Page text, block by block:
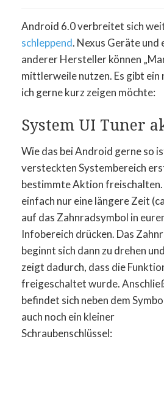
Android 6.0 verbreitet sich
schleppend. Nexus Geräte und
anderer Hersteller können
mittlerweile nutzen. Es gibt ein
ich gerne kurz zeigen möchte:
System UI Tuner
Wie das bei Android gerne so
versteckten Systembereich
bestimmte Aktion freischalten.
einfach nur eine längere Zeit
auf das Zahnradsymbol in
Infobereich drücken. Das
beginnt sich dann zu drehen und
zeigt dadurch, dass die
freigeschaltet wurde.
befindet sich neben dem
auch noch ein kleiner
Schraubenschlüssel: